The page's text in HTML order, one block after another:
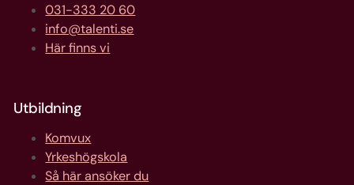
031-333 20 60
info@talenti.se
Här finns vi
Utbildning
Komvux
Yrkeshögskola
Så här ansöker du